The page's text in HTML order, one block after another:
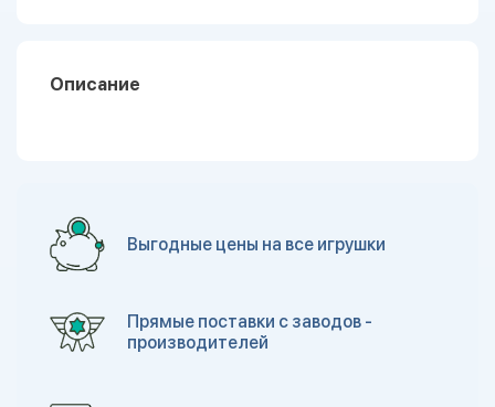
Описание
Выгодные цены на все игрушки
Прямые поставки с заводов -
производителей